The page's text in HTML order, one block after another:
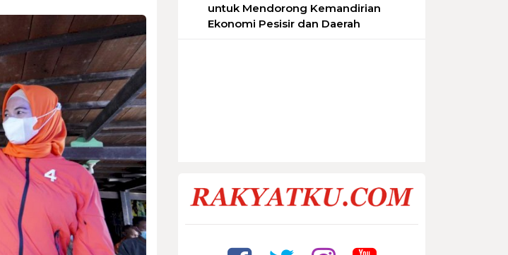
untuk Mendorong Kemandirian
Ekonomi Pesisir dan Daerah